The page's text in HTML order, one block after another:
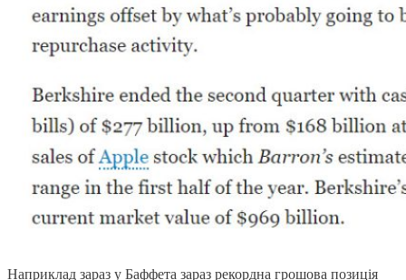
Наприклад зараз у Баффета зараз рекордна грошова позиція